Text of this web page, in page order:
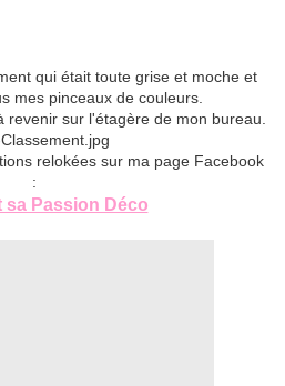
qui était toute grise et moche et
mes pinceaux de couleurs.
revenir sur l'étagère de mon bureau.
relokées sur ma page Facebook
:
sa Passion Déco